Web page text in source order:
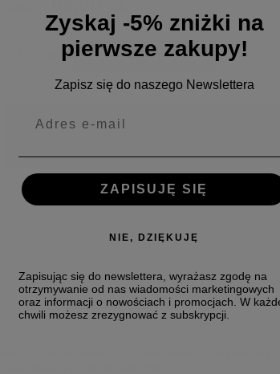
Do koszyka
zapytaj o produkt
Voucher obowiązuje na wszystkie nasze produkty,
e-mailem w postaci pliku PDF.
Zyskaj -5% zniżki na
pierwsze zakupy!
Zapisz się do naszego Newslettera
ZAPISUJĘ SIĘ
NIE, DZIĘKUJĘ
Zapisując się do newslettera, wyrażasz zgodę na
otrzymywanie od nas wiadomości marketingowych
oraz informacji o nowościach i promocjach. W
chwili możesz zrezygnować z subskrypcji.